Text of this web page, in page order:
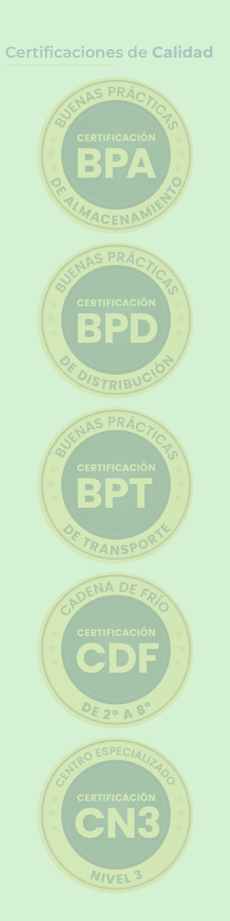
Certificaciones de Calidad